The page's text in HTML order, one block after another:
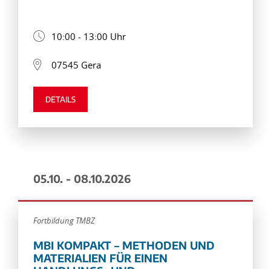
10:00 - 13:00 Uhr
07545 Gera
DETAILS
05.10. - 08.10.2026
Fortbildung TMBZ
MBI KOMPAKT – METHODEN UND
MATERIALIEN FÜR EINEN